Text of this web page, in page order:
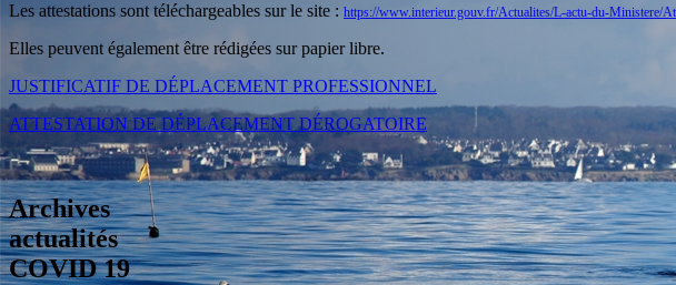
Les attestations sont téléchargeables sur le site : https://www.interieur.gouv.fr/Actualites/L-actu-du-Ministere/
Elles peuvent également être rédigées sur papier libre.
JUSTIFICATIF DE DÉPLACEMENT PROFESSIONNEL
ATTESTATION DE DÉPLACEMENT DÉROGATOIRE
Archives
actualités
COVID 19